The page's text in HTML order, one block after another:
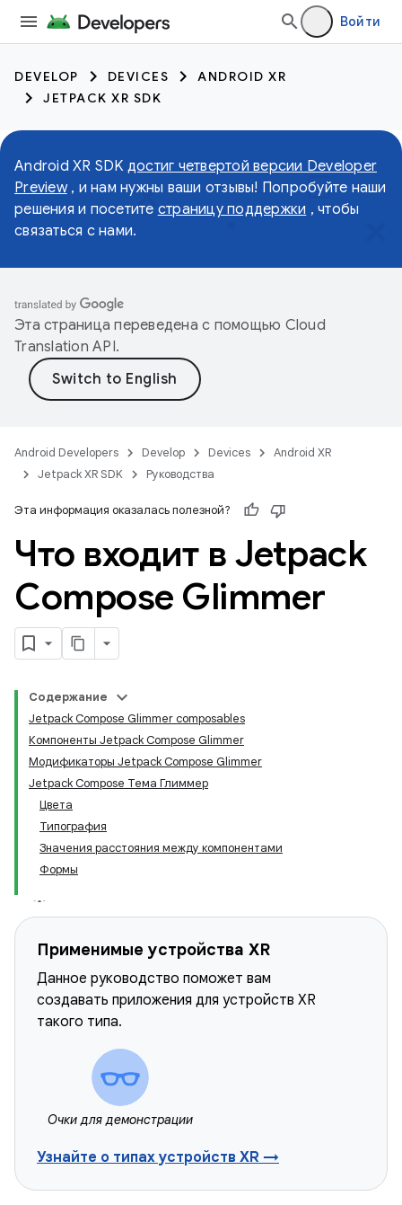
Войти
DEVELOP DEVICES
ANDROID XR
JETPACK XR SDK
Android XR SDK достиг четвертой версии Developer
Preview, и нам нужны ваши отзывы! Попробуйте наши
решения и посетите страницу поддержки , чтобы
связаться с нами.
Эта страница переведена с помощью Cloud
Translation API.
Android Developers Develop Devices
Android XR
Jetpack XR SDK
Руководства
Эта информация оказалась полезной?
Что входит в Jetpack
Compose Glimmer
Содержание
Jetpack Compose Glimmer composables
Компоненты Jetpack Compose Glimmer
Модификаторы Jetpack Compose Glimmer
Jetpack Compose Тема Глиммер
Цвета
Типография
Значения расстояния между компонентами
Формы
Применимые устройства XR
Данное руководство поможет вам
создавать приложения для устройств XR
такого типа.
Очки для демонстрации
Узнайте о типах устройств XR →